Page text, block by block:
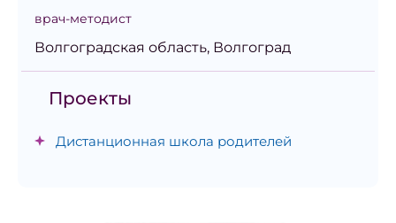
врач-методист
Волгоградская область, Волгоград
Проекты
Дистанционная школа родителей